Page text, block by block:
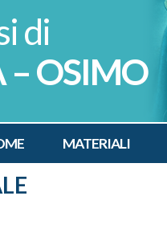
OSIMO
MATERIALI